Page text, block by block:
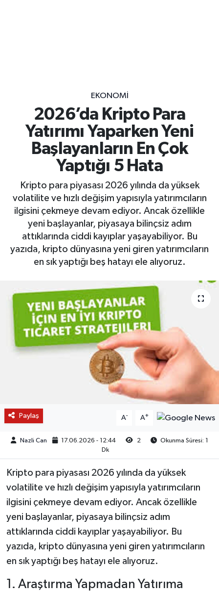
EKONOMİ
2026’da Kripto Para
Yatırımı Yaparken Yeni
Başlayanların En Çok
Yaptığı 5 Hata
Kripto para piyasası 2026 yılında da yüksek
volatilite ve hızlı değişim yapısıyla yatırımcıların
ilgisini çekmeye devam ediyor. Ancak özellikle
yeni başlayanlar, piyasaya bilinçsiz adım
attıklarında ciddi kayıplar yaşayabiliyor. Bu
yazıda, kripto dünyasına yeni giren yatırımcıların
en sık yaptığı beş hatayı ele alıyoruz.
Paylaş A- A+
Nazli Can 17.06.2026 - 12:44 2
Okunma Süresi: 1
Dk
Kripto para piyasası 2026 yılında da yüksek
volatilite ve hızlı değişim yapısıyla yatırımcıların
ilgisini çekmeye devam ediyor. Ancak özellikle
yeni başlayanlar, piyasaya bilinçsiz adım
attıklarında ciddi kayıplar yaşayabiliyor. Bu
yazıda, kripto dünyasına yeni giren yatırımcıların
en sık yaptığı beş hatayı ele alıyoruz.
1. Araştırma Yapmadan Yatırıma